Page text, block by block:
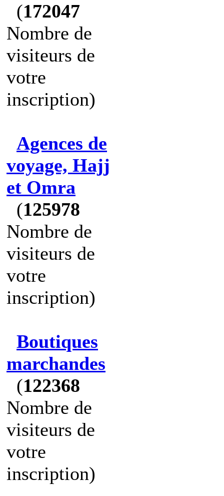
(172047
Nombre de
visiteurs de
votre
inscription)
Agences de
voyage, Hajj
et Omra
(125978
Nombre de
visiteurs de
votre
inscription)
Boutiques
marchandes
(122368
Nombre de
visiteurs de
votre
inscription)